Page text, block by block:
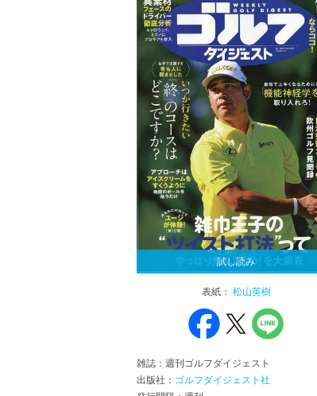
試し読み
表紙： 松山英樹
雑誌：週刊ゴルフダイジェスト
出版社： ゴルフダイジェスト社